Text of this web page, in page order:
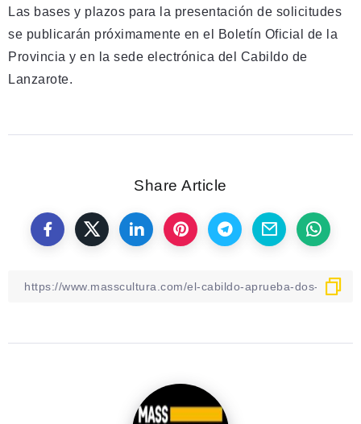
Las bases y plazos para la presentación de solicitudes
se publicarán próximamente en el Boletín Oficial de la
Provincia y en la sede electrónica del Cabildo de
Lanzarote.
Share Article